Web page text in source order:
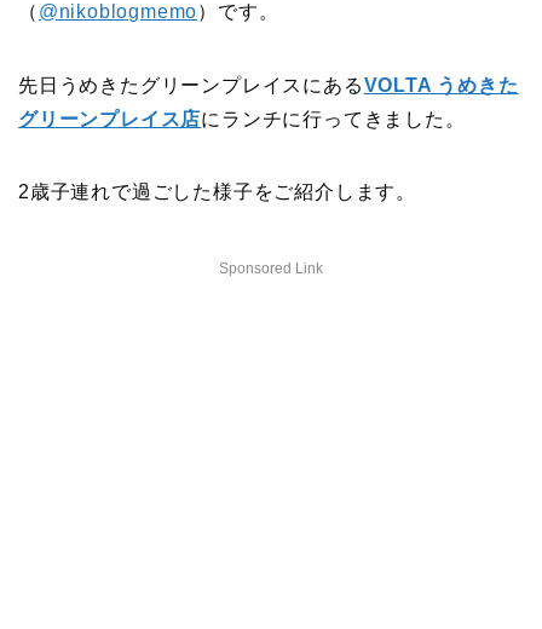
（ @nikoblogmemo）です。
先日うめきたグリーンプレイスにあるVOLTA うめきた
グリーンプレイス店にランチに行ってきました。
2歳子連れで過ごした様子をご紹介します。
Sponsored Link